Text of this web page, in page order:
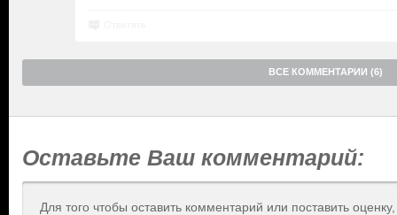
ВСЕ КОММЕНТАРИИ (6)
Оставьте Ваш комментарий:
Для того чтобы оставить комментарий или поставить